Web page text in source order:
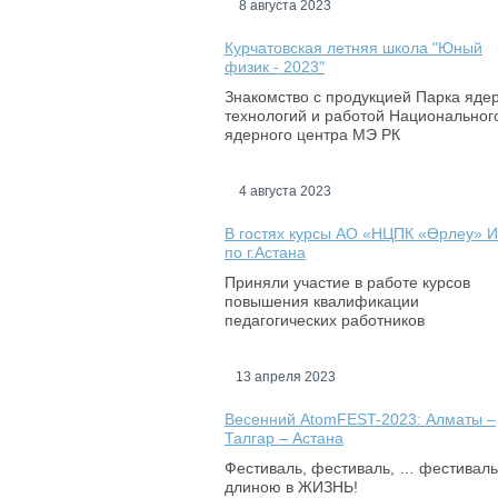
8 августа 2023
Курчатовская летняя школа "Юный
физик - 2023"
Знакомство с продукцией Парка
технологий и работой
ядерного центра МЭ РК
4 августа 2023
В гостях курсы АО «НЦПК «Өрлеу»
по г.Астана
Приняли участие в работе курсов
повышения квалификации
педагогических работников
13 апреля 2023
Весенний AtomFEST-2023: Алматы –
Талгар – Астана
Фестиваль, фестиваль, … фестиваль
длиною в ЖИЗНЬ!